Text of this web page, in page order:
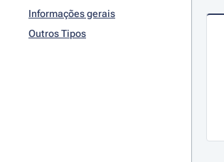
Informações gerais
Outros Tipos